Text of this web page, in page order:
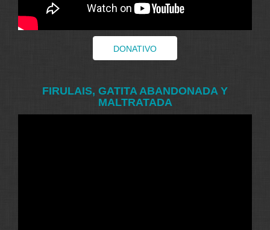
DONATIVO
FIRULAIS, GATITA ABANDONADA Y
MALTRATADA